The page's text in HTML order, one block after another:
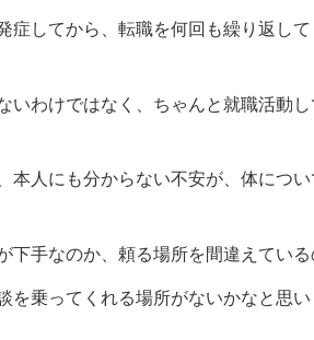
症してから、転職を何回も繰り返して
いわけではなく、ちゃんと就職活動
本人にも分からない不安が、体につ
下手なのか、頼る場所を間違えてい
を乗ってくれる場所がないかなと思い